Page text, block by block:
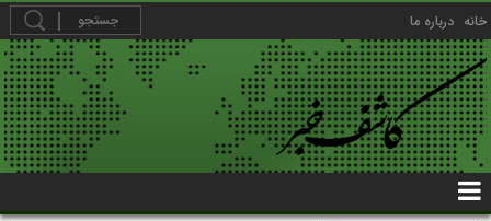
خانه درباره ما